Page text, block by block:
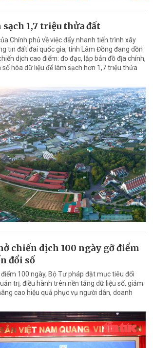
1,7 triệu thửa đất
Chính phủ về việc đẩy nhanh tiến trình xây
tin đất đai quốc gia, tỉnh Lâm Đồng đang dồn
dịch cao điểm: đo đạc, lập bản đồ địa chính,
số hóa dữ liệu để làm sạch hơn 1,7 triệu thửa
chiến dịch 100 ngày gỡ điểm
đổi số
100 ngày, Bộ Tư pháp đặt mục tiêu đổi
trị, điều hành trên nền tảng dữ liệu số, giảm
cao hiệu quả phục vụ người dân, doanh